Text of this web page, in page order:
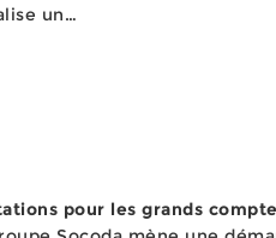
un
pour les grands